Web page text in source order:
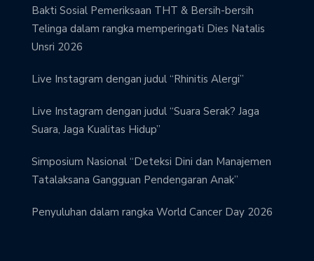
Bakti Sosial Pemeriksaan THT & Bersih-bersih
Telinga dalam rangka memperingati Dies Natalis
Unsri 2026
Live Instagram dengan judul “Rhinitis Alergi”
Live Instagram dengan judul “Suara Serak? Jaga
Suara, Jaga Kualitas Hidup”
Simposium Nasional “Deteksi Dini dan Manajemen
Tatalaksana Gangguan Pendengaran Anak”
Penyuluhan dalam rangka World Cancer Day 2026